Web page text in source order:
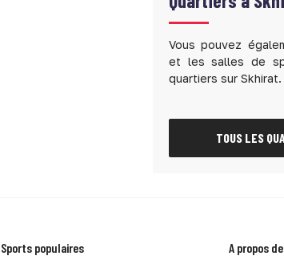
Vous pouvez
et les salles de
quartiers sur Skhirat.
TOUS LES
Sports populaires A propos